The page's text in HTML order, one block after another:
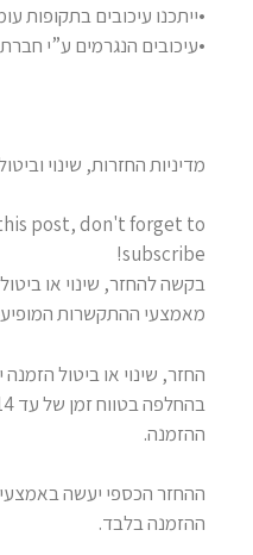
•ייתכנו עיכובים בתקופות
•עיכובים הנגרמים ע”י חברת
מדיניות החזרות, שינוי וביטול
this post, don't forget to
subscribe!
בקשה להחזר, שינוי או
מאמצעי ההתקשרות
החזר, שינוי או ביטול הזמנה
ההזמנה.
ההחזר הכספי יעשה באמצעי
ההזמנה בלבד.